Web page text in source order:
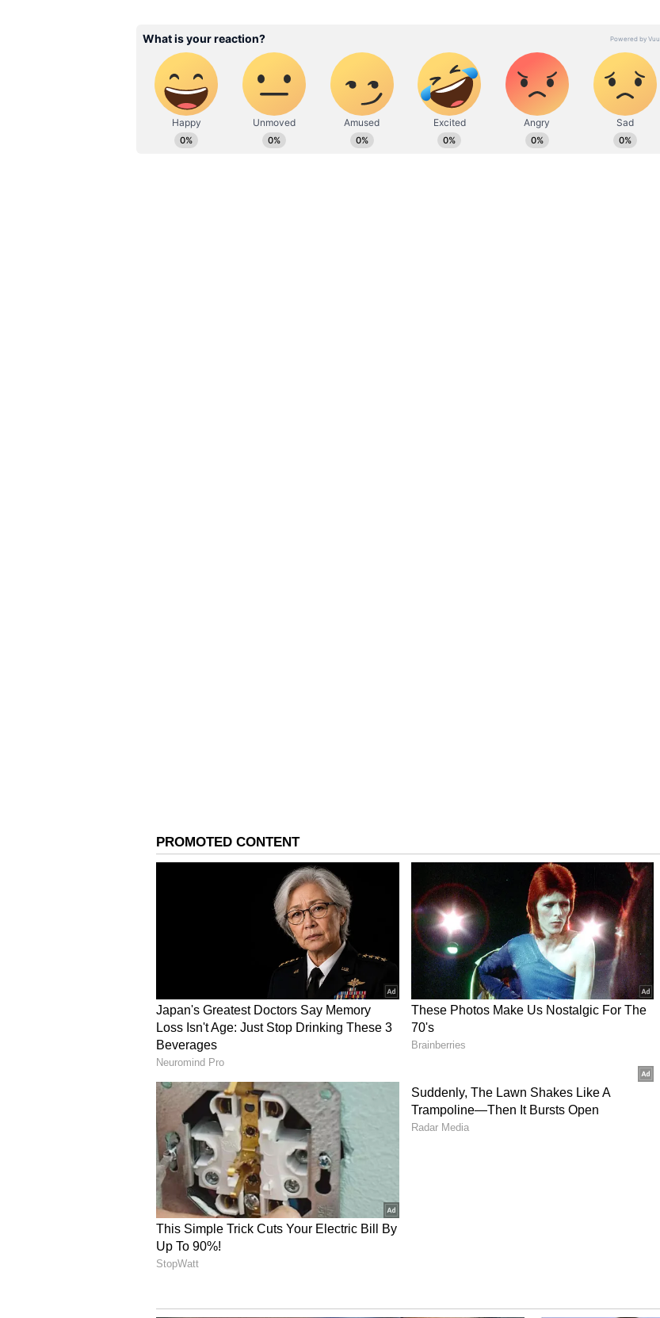
నిలిచింది.
Related Articles
CM Vijay: లంచ్ బాక్స్‌తో
CM Vijay vs Ajith : సీఎం విజయ్‌కి
రాష్ట్రంగా కూడా ఎదగాలనుకుంటున్నాము" అని విజయ్ ప్రభుత్వం సంకేతాలిస్తోంది. AI రంగంలో భారీ
పెట్టుబడులు వస్తున్నాయి... వీటిని తమవైపు తిప్పుకునేందకు తమిళనాడు వేసిన మాస్టర్ ప్లానే ఈ ఏఐ
మినిస్ట్రీ. ఈ నిర్ణయం వల్ల తమిళనాడు కేవలం 'డెట్రాయిట్ ఆఫ్ ఇండియా' (ఆటోమొబైల్ హబ్) గానే
కాకుండా AI క్యాపిటల్ ఆఫ్ ఇండియా గా మారే అవకాశం ఉంది. గూగుల్, మైక్రోసాఫ్ట్ వంటి దిగ్గజ సంస్థలు
ఇప్పటికే చెన్నై వైపు చూస్తున్నాయి... ఇవి సాప్ట్ వేర్ రంగంలోనే కాదు ఏఐ రంగంలో పెట్టుబడులు పెట్టేలా
ప్రత్యేక మంత్రిత్వ శాఖ ప్రయత్నించనుంది.
4
4